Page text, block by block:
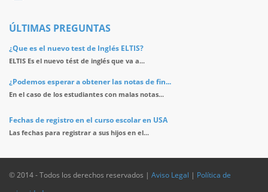
ÚLTIMAS PREGUNTAS
¿Que es el nuevo test de Inglés ELTIS?
ELTIS Es el nuevo tést de inglés que va a...
¿Podemos esperar a obtener las notas de fin...
En el caso de los estudiantes con malas notas...
Fechas de registro en el curso escolar en USA
Las fechas para registrar a sus hijos en el...
© 2014 - Todos los derechos reservados | Aviso Legal | Política de